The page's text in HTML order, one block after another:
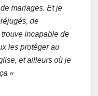
mariages. Et je
de
incapable de
les protéger au
et ailleurs où je
«